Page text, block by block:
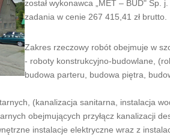
został wykonawca „MET – BUD" Sp.
zadania w cenie 267 415,41 zł brutto.
Zakres rzeczowy robót obejmuje w
- roboty konstrukcyjno-budowlane,
budowa parteru, budowa piętra,
(kanalizacja sanitarna, instalacja
obejmujących przyłącz kanalizacji
instalacje elektryczne wraz z